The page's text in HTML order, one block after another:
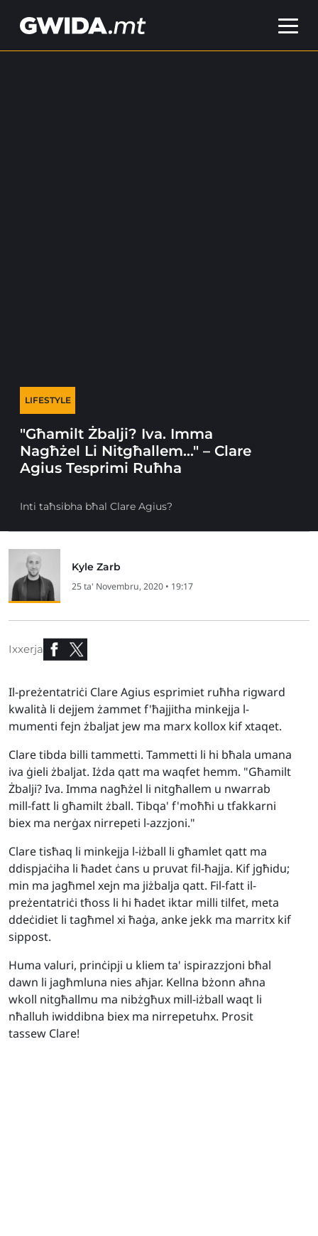
LIFESTYLE
"Għamilt Żbalji? Iva. Imma
Nagħżel Li Nitgħallem…" – Clare
Agius Tesprimi Ruħha
Inti taħsibha bħal Clare Agius?
Kyle Zarb
25 ta' Novembru, 2020 • 19:17
Ixxerja
Il-preżentatriċi Clare Agius esprimiet ruħha rigward
kwalità li dejjem żammet f'ħajjitha minkejja l-
mumenti fejn żbaljat jew ma marx kollox kif xtaqet.
Clare tibda billi tammetti. Tammetti li hi bħala umana
iva ġieli żbaljat. Iżda qatt ma waqfet hemm. "Għamilt
Żbalji? Iva. Imma nagħżel li nitgħallem u nwarrab
mill-fatt li għamilt żball. Tibqa' f'moħħi u tfakkarni
biex ma nerġax nirrepeti l-azzjoni."
Clare tisħaq li minkejja l-iżball li għamlet qatt ma
ddispjaċiha li ħadet ċans u pruvat fil-ħajja. Kif jgħidu;
min ma jagħmel xejn ma jiżbalja qatt. Fil-fatt il-
preżentatriċi tħoss li hi ħadet iktar milli tilfet, meta
ddeċidiet li tagħmel xi ħaġa, anke jekk ma marritx kif
sippost.
Huma valuri, prinċipji u kliem ta' ispirazzjoni bħal
dawn li jagħmluna nies aħjar. Kellna bżonn aħna
wkoll nitgħallmu ma nibżgħux mill-iżball waqt li
nħalluh iwiddibna biex ma nirrepetuhx. Prosit
tassew Clare!